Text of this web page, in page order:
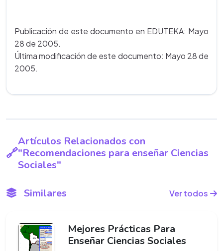
Publicación de este documento en EDUTEKA: Mayo
28 de 2005.
Última modificación de este documento: Mayo 28 de
2005.
Artículos Relacionados con
"Recomendaciones para enseñar Ciencias
Sociales"
Similares Ver todos
Mejores Prácticas Para
Enseñar Ciencias Sociales